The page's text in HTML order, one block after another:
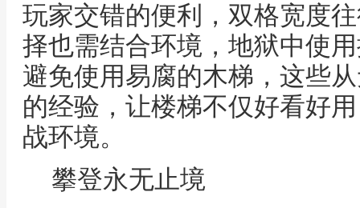
玩家交错的便利，双格宽度
择也需结合环境，地狱中使
避免使用易腐的木梯，这些
的经验，让楼梯不仅好看好
战环境。
攀登永无止境